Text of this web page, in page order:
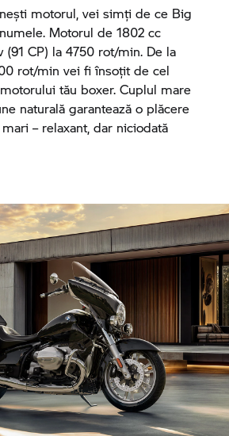
motorul, vei simți de ce Big
Motorul de 1802 cc
CP) la 4750 rot/min. De la
rot/min vei fi însoțit de cel
tău boxer. Cuplul mare
naturală garantează o plăcere
– relaxant, dar niciodată